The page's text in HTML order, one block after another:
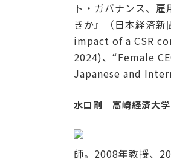
ト・ガバナンス、
きか』（日本経済
impact of a CSR
2024)、“Female
Japanese and
水口剛 高崎経済大
師。2008年教授、